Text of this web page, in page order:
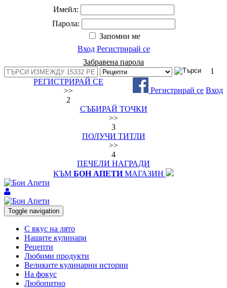
Имейл:
Парола:
Запомни ме
Вход Регистрирай се
Забравена парола
Регистрирай се Вход
1
РЕГИСТРИРАЙ СЕ
>>
2
СЪБИРАЙ ТОЧКИ
>>
3
ПОЛУЧИ ТИТЛИ
>>
4
ПЕЧЕЛИ НАГРАДИ
КЪМ БОН АПЕТИМАГАЗИН
Toggle navigation
С вкус на лято
Нашите кулинари
Рецепти
Любими продукти
Великите кулинарни истории
На фокус
Любопитно